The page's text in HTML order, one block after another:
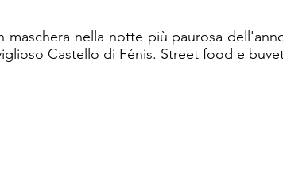
maschera nella notte più paurosa
Castello di Fénis. Street food e